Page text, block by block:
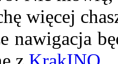
więcej
nawigacja